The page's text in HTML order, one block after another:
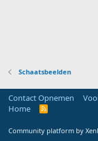
Schaatsbeelden
Contact Opnemen
Home
R
Community platform by